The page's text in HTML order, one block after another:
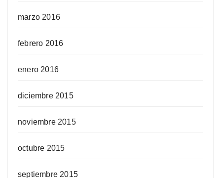
marzo 2016
febrero 2016
enero 2016
diciembre 2015
noviembre 2015
octubre 2015
septiembre 2015